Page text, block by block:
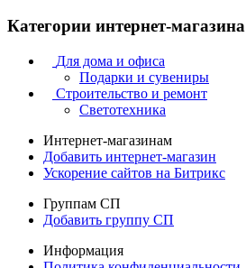
Категории интернет-магазина
Для дома и офиса
Подарки и сувениры
Строительство и ремонт
Светотехника
Интернет-магазинам
Добавить интернет-магазин
Ускорение сайтов на Битрикс
Группам СП
Добавить группу СП
Информация